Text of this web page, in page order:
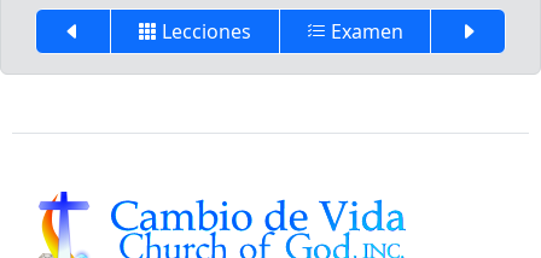
Lecciones Examen